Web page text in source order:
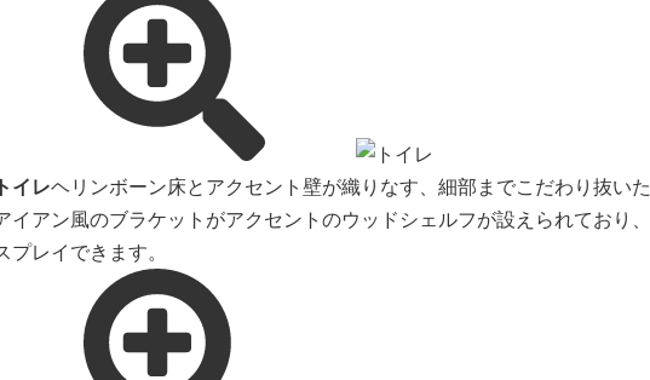
イレヘリンボーン床とアクセント壁が織りなす、細部までこだわり抜い
イアン風のブラケットがアクセントのウッドシェルフが設えられており
プレイできます。